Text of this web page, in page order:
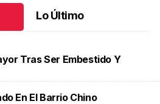
Lo Último
Tras Ser Embestido Y
En El Barrio Chino